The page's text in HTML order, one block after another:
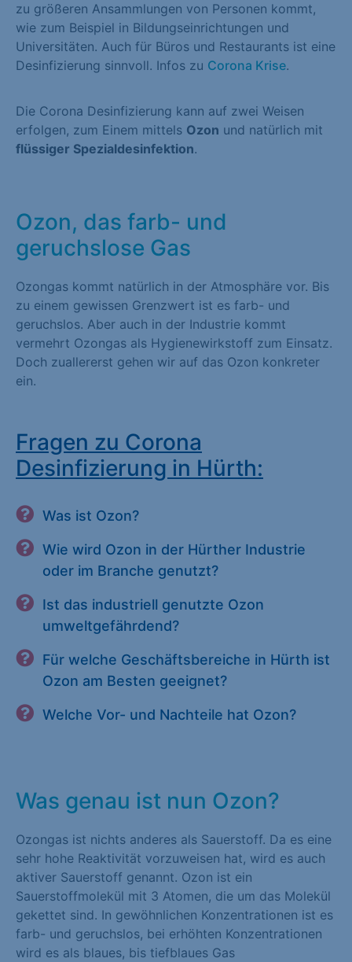
zu größeren Ansammlungen von Personen kommt,
wie zum Beispiel in Bildungseinrichtungen und
Universitäten. Auch für Büros und Restaurants ist eine
Desinfizierung sinnvoll. Infos zu Corona Krise.
Die Corona Desinfizierung kann auf zwei Weisen
erfolgen, zum Einem mittels Ozon und natürlich mit
flüssiger Spezialdesinfektion.
Ozon, das farb- und
geruchslose Gas
Ozongas kommt natürlich in der Atmosphäre vor. Bis
zu einem gewissen Grenzwert ist es farb- und
geruchslos. Aber auch in der Industrie kommt
vermehrt Ozongas als Hygienewirkstoff zum Einsatz.
Doch zuallererst gehen wir auf das Ozon konkreter
ein.
Fragen zu Corona
Desinfizierung in Hürth:
Was ist Ozon?
Wie wird Ozon in der Hürther Industrie
oder im Branche genutzt?
Ist das industriell genutzte Ozon
umweltgefährdend?
Für welche Geschäftsbereiche in Hürth ist
Ozon am Besten geeignet?
Welche Vor- und Nachteile hat Ozon?
Was genau ist nun Ozon?
Ozongas ist nichts anderes als Sauerstoff. Da es eine
sehr hohe Reaktivität vorzuweisen hat, wird es auch
aktiver Sauerstoff genannt. Ozon ist ein
Sauerstoffmolekül mit 3 Atomen, die um das Molekül
gekettet sind. In gewöhnlichen Konzentrationen ist es
farb- und geruchslos, bei erhöhten Konzentrationen
wird es als blaues, bis tiefblaues Gas